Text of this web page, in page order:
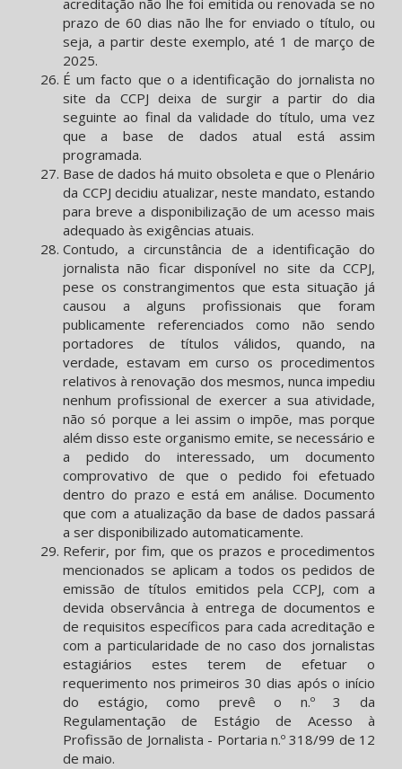
acreditação não lhe foi emitida ou renovada se no
prazo de 60 dias não lhe for enviado o título, ou
seja, a partir deste exemplo, até 1 de março de
2025.
É um facto que o a identificação do jornalista no
site da CCPJ deixa de surgir a partir do dia
seguinte ao final da validade do título, uma vez
que a base de dados atual está assim
programada.
Base de dados há muito obsoleta e que o Plenário
da CCPJ decidiu atualizar, neste mandato, estando
para breve a disponibilização de um acesso mais
adequado às exigências atuais.
Contudo, a circunstância de a identificação do
jornalista não ficar disponível no site da CCPJ,
pese os constrangimentos que esta situação já
causou a alguns profissionais que foram
publicamente referenciados como não sendo
portadores de títulos válidos, quando, na
verdade, estavam em curso os procedimentos
relativos à renovação dos mesmos, nunca impediu
nenhum profissional de exercer a sua atividade,
não só porque a lei assim o impõe, mas porque
além disso este organismo emite, se necessário e
a pedido do interessado, um documento
comprovativo de que o pedido foi efetuado
dentro do prazo e está em análise. Documento
que com a atualização da base de dados passará
a ser disponibilizado automaticamente.
Referir, por fim, que os prazos e procedimentos
mencionados se aplicam a todos os pedidos de
emissão de títulos emitidos pela CCPJ, com a
devida observância à entrega de documentos e
de requisitos específicos para cada acreditação e
com a particularidade de no caso dos jornalistas
estagiários estes terem de efetuar o
requerimento nos primeiros 30 dias após o início
do estágio, como prevê o n.º 3 da
Regulamentação de Estágio de Acesso à
Profissão de Jornalista - Portaria n.º 318/99 de 12
de maio.